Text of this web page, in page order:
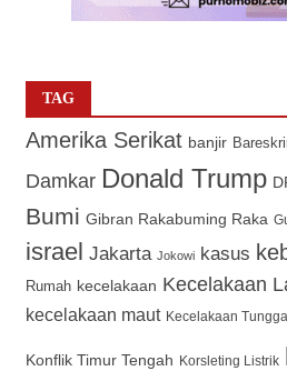
TAG
Amerika Serikat banjir
Damkar Donald Trump
Bumi Gibran Rakabuming Raka
israel Jakarta Jokowi kasus
Rumah kecelakaan Kecelakaan
kecelakaan maut Kecelakaan Tunggal
Konflik Timur Tengah Korsleting Listrik